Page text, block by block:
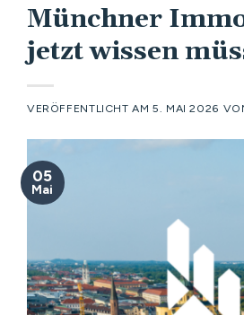
Münchner
jetzt wissen
VERÖFFENTLICHT AM5. MAI 2026
05
Mai